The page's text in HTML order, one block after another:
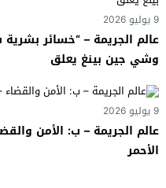
9 يوليو 2026
عالم الجريمة – “خسائر
وشي جين بينغ يعلق
9 يوليو 2026
عالم الجريمة – ب: الأمن
الأحمر